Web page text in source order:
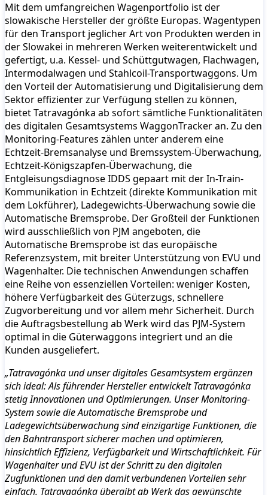
Mit dem umfangreichen Wagenportfolio ist der
slowakische Hersteller der größte Europas. Wagentypen
für den Transport jeglicher Art von Produkten werden in
der Slowakei in mehreren Werken weiterentwickelt und
gefertigt, u.a. Kessel- und Schüttgutwagen, Flachwagen,
Intermodalwagen und Stahlcoil-Transportwaggons. Um
den Vorteil der Automatisierung und Digitalisierung dem
Sektor effizienter zur Verfügung stellen zu können,
bietet Tatravagónka ab sofort sämtliche Funktionalitäten
des digitalen Gesamtsystems WaggonTracker an. Zu den
Monitoring-Features zählen unter anderem eine
Echtzeit-Bremsanalyse und Bremssystem-Überwachung,
Echtzeit-Königszapfen-Überwachung, die
Entgleisungsdiagnose IDDS gepaart mit der In-Train-
Kommunikation in Echtzeit (direkte Kommunikation mit
dem Lokführer), Ladegewichts-Überwachung sowie die
Automatische Bremsprobe. Der Großteil der Funktionen
wird ausschließlich von PJM angeboten, die
Automatische Bremsprobe ist das europäische
Referenzsystem, mit breiter Unterstützung von EVU und
Wagenhalter. Die technischen Anwendungen schaffen
eine Reihe von essenziellen Vorteilen: weniger Kosten,
höhere Verfügbarkeit des Güterzugs, schnellere
Zugvorbereitung und vor allem mehr Sicherheit. Durch
die Auftragsbestellung ab Werk wird das PJM-System
optimal in die Güterwaggons integriert und an die
Kunden ausgeliefert.
„Tatravagónka und unser digitales Gesamtsystem ergänzen
sich ideal: Als führender Hersteller entwickelt Tatravagónka
stetig Innovationen und Optimierungen. Unser Monitoring-
System sowie die Automatische Bremsprobe und
Ladegewichtsüberwachung sind einzigartige Funktionen, die
den Bahntransport sicherer machen und optimieren,
hinsichtlich Effizienz, Verfügbarkeit und Wirtschaftlichkeit. Für
Wagenhalter und EVU ist der Schritt zu den digitalen
Zugfunktionen und den damit verbundenen Vorteilen sehr
einfach. Tatravagónka übergibt ab Werk das gewünschte